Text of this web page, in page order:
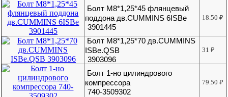
Болт М8*1,25*45 флянцевый
поддона дв.CUMMINS 6ISBe
3901445
18.50₽
Болт М8*1,25*70 дв.CUMMINS
ISBe.QSB
3903096
31₽
Болт 1-но цилиндрового
компрессора
740-3509302
79.50₽